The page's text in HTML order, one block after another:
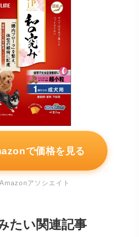
で価格を見る
Amazonアソシエイト
たい関連記事